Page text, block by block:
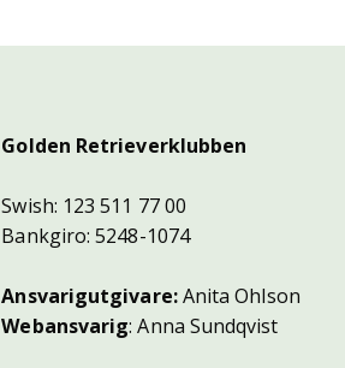
Golden Retrieverklubben
Swish: 123 511 77 00
Bankgiro: 5248-1074
Ansvarigutgivare:Anita Ohlson
Webansvarig: Anna Sundqvist